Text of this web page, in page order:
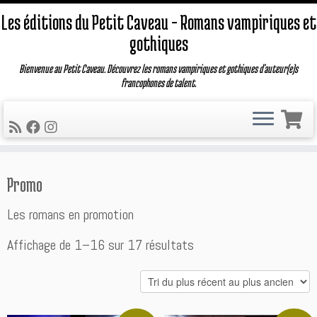
au
contenu
Les éditions du Petit Caveau – Romans vampiriques et
gothiques
Bienvenue au Petit Caveau. Découvrez les romans vampiriques et gothiques d'auteur(e)s
francophones de talent.
Promo
Les romans en promotion
Affichage de 1–16 sur 17 résultats
du
plus
récent